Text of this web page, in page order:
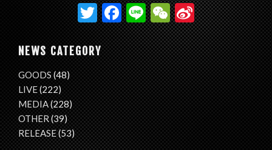
T
w
itt
er
F
ac
e
b
o
Li
n
e
W
e
C
h
at
Si
n
a
W
NEWS CATEGORY
GOODS (48)
LIVE(222)
MEDIA(228)
OTHER(39)
RELEASE(53)